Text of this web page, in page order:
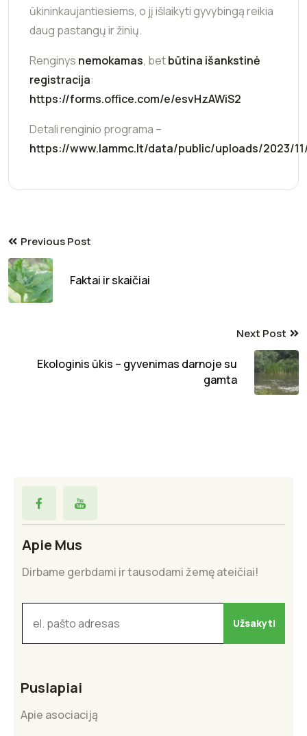
ūkininkaujantiesiems, o jį išlaikyti gyvybingą reikia
daug pastangų ir žinių.
Renginys nemokamas, betbūtina išankstinė
registracija:
https://forms.office.com/e/esvHzAWiS2
Detali renginio programa –
https://www.lammc.lt/data/public/uploads/2023/
Previous Post
Faktai ir skaičiai
Next Post
Ekologinis ūkis – gyvenimas darnoje su
gamta
Apie Mus
Dirbame gerbdami ir tausodami žemę ateičiai!
Puslapiai
Apie asociaciją